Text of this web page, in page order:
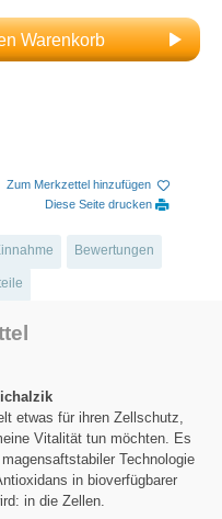
Warenkorb
Zum Merkzettel hinzufügen
Diese Seite drucken
Bewertungen
etwas für ihren Zellschutz,
Vitalität tun möchten. Es
Technologie
in bioverfügbarer
in die Zellen.